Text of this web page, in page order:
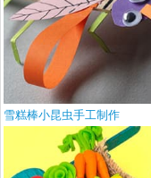
雪糕棒小昆虫手工制作